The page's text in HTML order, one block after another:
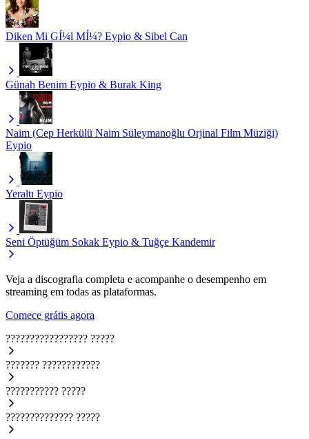
Diken Mi GÍ¼l MÍ¼? Eypio & Sibel Can
Günah Benim Eypio & Burak King
Naim (Cep Herkülü Naim Süleymanoğlu Orjinal Film Müziği)
Eypio
Yeraltı Eypio
Seni Öptüğüm Sokak Eypio & Tuğçe Kandemir
Veja a discografia completa e acompanhe o desempenho em
streaming em todas as plataformas.
Comece grátis agora
????????????????? ?????
??????? ????????????
??????????? ?????
?????????????? ?????